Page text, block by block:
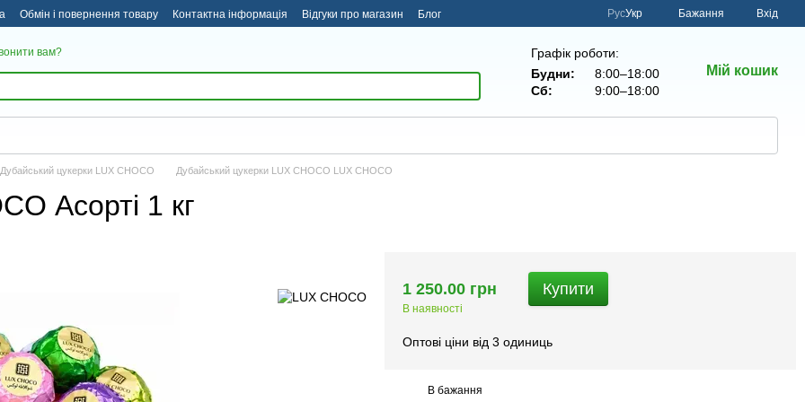
Обмін і повернення товару Контактна інформація Відгуки про магазин
Блог
РусУкр Бажання Вхід
вам?
Графік роботи:
Будни:
8:00–18:00
Сб:
9:00–18:00
Мій кошик
Дубайський цукерки LUX CHOCO Дубайський цукерки LUX CHOCO LUX CHOCO
Асорті 1 кг
1 250.00 грн
В наявності
Купити
Оптові ціни від 3 одиниць
В бажання